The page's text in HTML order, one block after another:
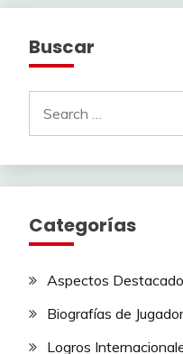
Buscar
for:
Categorías
Aspectos
Biografías de
Logros